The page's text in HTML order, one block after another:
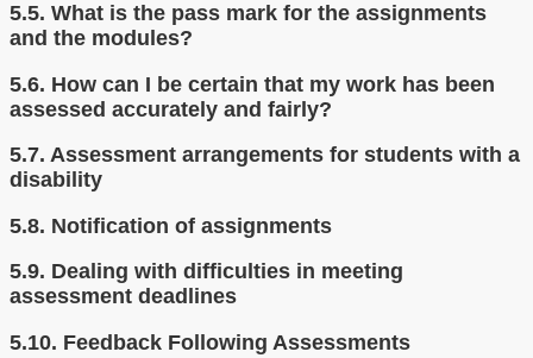
5.5. What is the pass mark for the assignments
and the modules?
5.6. How can I be certain that my work has been
assessed accurately and fairly?
5.7. Assessment arrangements for students with a
disability
5.8. Notification of assignments
5.9. Dealing with difficulties in meeting
assessment deadlines
5.10. Feedback Following Assessments